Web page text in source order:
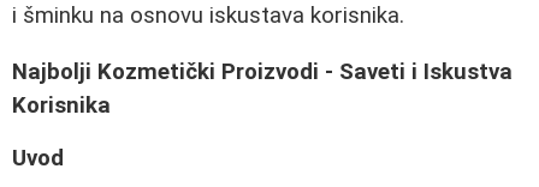
i šminku na osnovu iskustava korisnika.
Najbolji Kozmetički Proizvodi - Saveti i Iskustva
Korisnika
Uvod